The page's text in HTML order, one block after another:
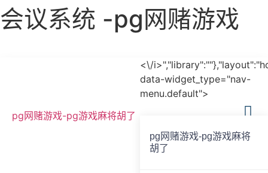
会议系统 -pg网赌游戏
pg网赌游戏-pg游戏麻将胡了
<\/
data-widget_type="nav-
menu.default">
pg网赌游戏-pg游戏麻将
胡了